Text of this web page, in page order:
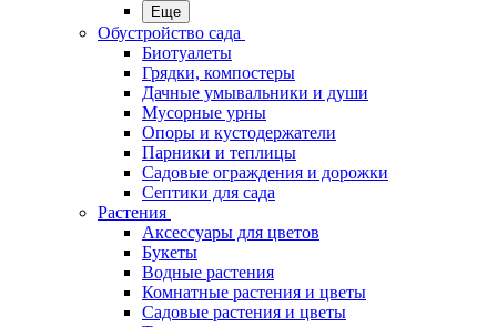
Еще
Обустройство сада
Биотуалеты
Грядки, компостеры
Дачные умывальники и души
Мусорные урны
Опоры и кустодержатели
Парники и теплицы
Садовые ограждения и дорожки
Септики для сада
Растения
Аксессуары для цветов
Букеты
Водные растения
Комнатные растения и цветы
Садовые растения и цветы